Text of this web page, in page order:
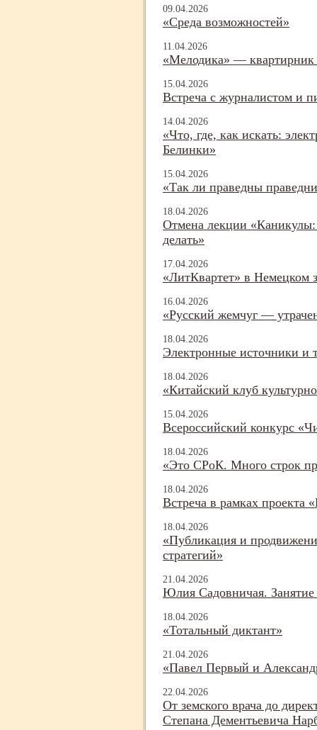
09.04.2026
«Среда возможностей»
11.04.2026
«Мелодика» — квартирник
15.04.2026
Встреча с журналистом и
14.04.2026
«Что, где, как искать:
Белинки»
15.04.2026
«Так ли праведны
18.04.2026
Отмена лекции «Каникулы:
делать»
17.04.2026
«ЛитКвартет» в Немецком
16.04.2026
«Русский жемчуг —
18.04.2026
Электронные источники и
18.04.2026
«Китайский клуб
15.04.2026
Всероссийский конкурс
18.04.2026
«Это СРоК. Много строк
18.04.2026
Встреча в рамках проекта
18.04.2026
«Публикация и
стратегий»
21.04.2026
Юлия Садовничая. Занятие
18.04.2026
«Тотальный диктант»
21.04.2026
«Павел Первый и
22.04.2026
От земского врача до
Степана Дементьевича